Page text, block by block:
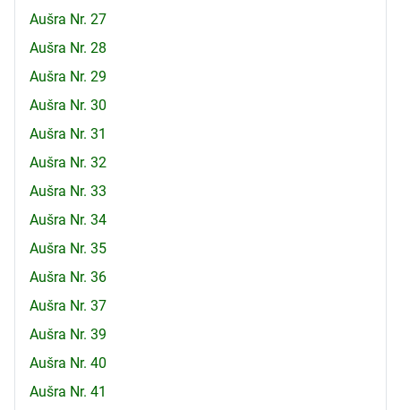
Aušra Nr. 27
Aušra Nr. 28
Aušra Nr. 29
Aušra Nr. 30
Aušra Nr. 31
Aušra Nr. 32
Aušra Nr. 33
Aušra Nr. 34
Aušra Nr. 35
Aušra Nr. 36
Aušra Nr. 37
Aušra Nr. 39
Aušra Nr. 40
Aušra Nr. 41